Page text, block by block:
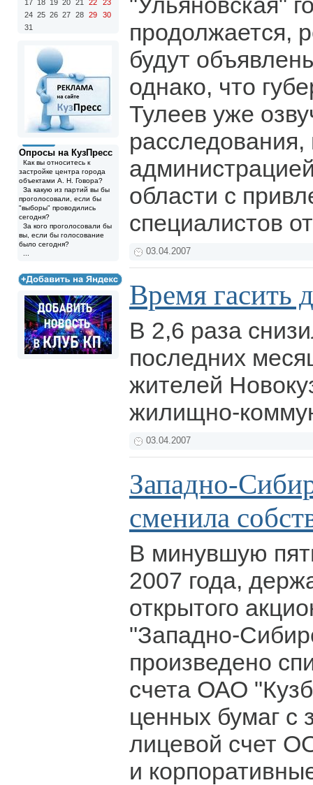
17 18 19 20 21 22
23
24 25 26 27 28 29
30
31
Опросы на КузПресс
Как вы относитесь к
застройке центра города
объектами А. Н. Говора?
За какую из партий вы бы
проголосовали, если бы
"выборы" проводились
сегодня?
За кого проголосовали бы
вы, если бы голосование
было сегодня?
продолжается,
будут
однако, что
Тулеев уже
расследования,
области с
специалистов
03.04.2007
Время гасить
В 2,6 раза
последних
жителей
жилищно-
03.04.2007
Западно-
сменила
В минувшую
2007 года,
открытого
"Западно-
произведено
счета ОАО
ценных бумаг с
лицевой счет
и